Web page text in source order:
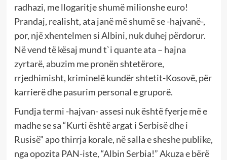
radhazi, me llogaritje shumë milionshe euro!
Prandaj, realisht, ata janë më shumë se -hajvanë-,
por, një xhentelmen si Albini, nuk duhej përdorur.
Në vend të kësaj mund t`i quante ata – hajna
zyrtarë, abuzim me pronën shtetërore,
rrjedhimisht, kriminelë kundër shtetit-Kosovë, për
karrierë dhe pasurim personal e gruporë.
Fundja termi -hajvan- assesi nuk është fyerje më e
madhe se sa “Kurti është argat i Serbisë dhe i
Rusisë” apo thirrja korale, në salla e sheshe publike,
nga opozita PAN-iste, “Albin Serbia!” Akuza e bërë